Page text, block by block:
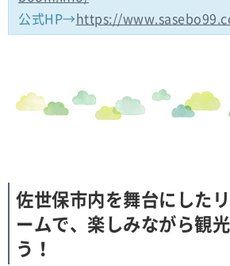
公式HP→https://
佐世保市内を舞台にした
ームで、楽しみながら観
う！